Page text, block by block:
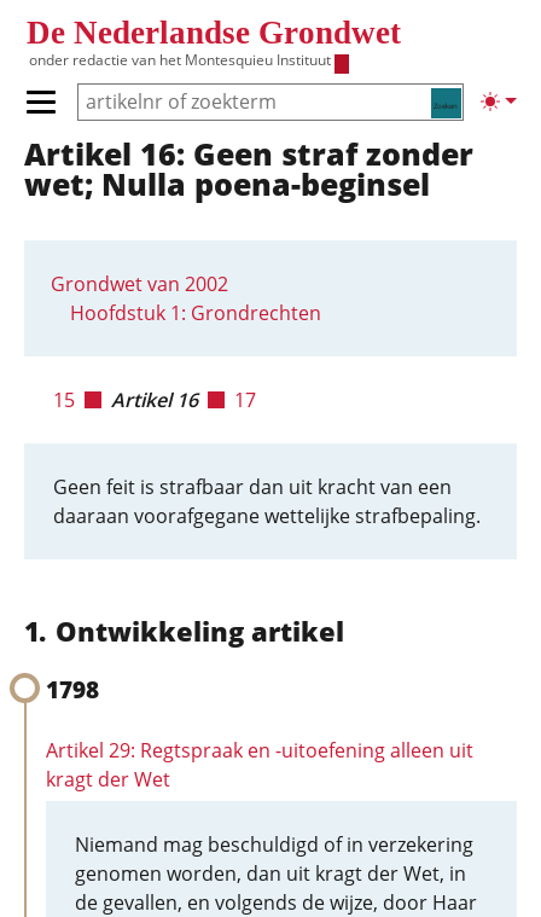
De Nederlandse Grondwet
onder redactie van het Montesquieu Instituut
Zoeken
Primair menu tonen/verbergen
Hoofdnavigatie
Artikel 16: Geen straf zonder
wet; Nulla poena-beginsel
Grondwet van 2002
Hoofdstuk 1: Grondrechten
15 Artikel 16 17
Geen feit is strafbaar dan uit kracht van een
daaraan voorafgegane wettelijke strafbepaling.
Ontwikkeling artikel
1798
Artikel 29: Regtspraak en -uitoefening alleen uit
kragt der Wet
Niemand mag beschuldigd of in verzekering
genomen worden, dan uit kragt der Wet, in
de gevallen, en volgends de wijze, door Haar